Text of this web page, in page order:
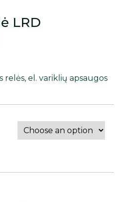
LRD
relės, el. variklių apsaugos